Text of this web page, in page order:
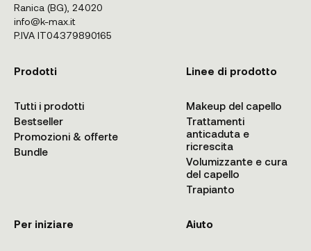
Ranica (BG), 24020
info@k-max.it
P.IVA IT04379890165
Prodotti
Tutti i prodotti
Bestseller
Promozioni & offerte
Bundle
Linee di prodotto
Makeup del capello
Trattamenti
anticaduta e
ricrescita
Volumizzante e cura
del capello
Trapianto
Per iniziare Aiuto